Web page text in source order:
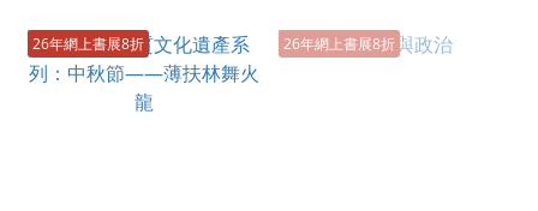
26年網上書展8折 26年網上書展8折